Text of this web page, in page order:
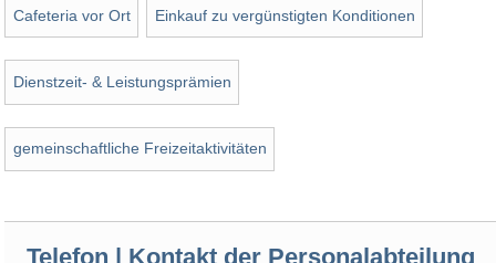
Cafeteria vor Ort Einkauf zu vergünstigten Konditionen
Dienstzeit- & Leistungsprämien
gemeinschaftliche Freizeitaktivitäten
Telefon | Kontakt der Personalabteilung